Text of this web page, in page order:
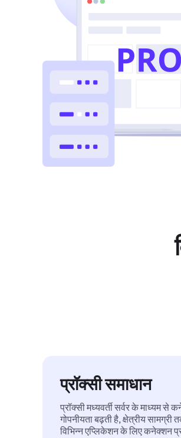
प्रॉक्सी समाधान
प्रॉक्सी मध्यवर्ती सर्वर के माध्यम से
गोपनीयता बढ़ती है, क्षेत्रीय
विभिन्न एप्लिकेशन के लिए कनेक्शन